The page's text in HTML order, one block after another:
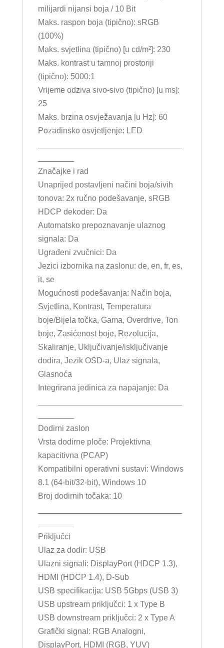
milijardi nijansi boja / 10 Bit
Maks. raspon boja (tipično): sRGB
(100%)
Maks. svjetlina (tipično) [u cd/m²]: 230
Maks. kontrast u tamnoj prostoriji
(tipično): 5000:1
Vrijeme odziva sivo-sivo (tipično) [u ms]:
25
Maks. brzina osvježavanja [u Hz]: 60
Pozadinsko osvjetljenje: LED
Značajke i rad
Unaprijed postavljeni načini boja/sivih
tonova: 2x ručno podešavanje, sRGB
HDCP dekoder: Da
Automatsko prepoznavanje ulaznog
signala: Da
Ugrađeni zvučnici: Da
Jezici izbornika na zaslonu: de, en, fr, es,
it, se
Mogućnosti podešavanja: Način boja,
Svjetlina, Kontrast, Temperatura
boje/Bijela točka, Gama, Overdrive, Ton
boje, Zasićenost boje, Rezolucija,
Skaliranje, Uključivanje/isključivanje
dodira, Jezik OSD-a, Ulaz signala,
Glasnoća
Integrirana jedinica za napajanje: Da
Dodirni zaslon
Vrsta dodirne ploče: Projektivna
kapacitivna (PCAP)
Kompatibilni operativni sustavi: Windows
8.1 (64-bit/32-bit), Windows 10
Broj dodirnih točaka: 10
Priključci
Ulaz za dodir: USB
Ulazni signali: DisplayPort (HDCP 1.3),
HDMI (HDCP 1.4), D-Sub
USB specifikacija: USB 5Gbps (USB 3)
USB upstream priključci: 1 x Type B
USB downstream priključci: 2 x Type A
Grafički signal: RGB Analogni,
DisplayPort, HDMI (RGB, YUV)